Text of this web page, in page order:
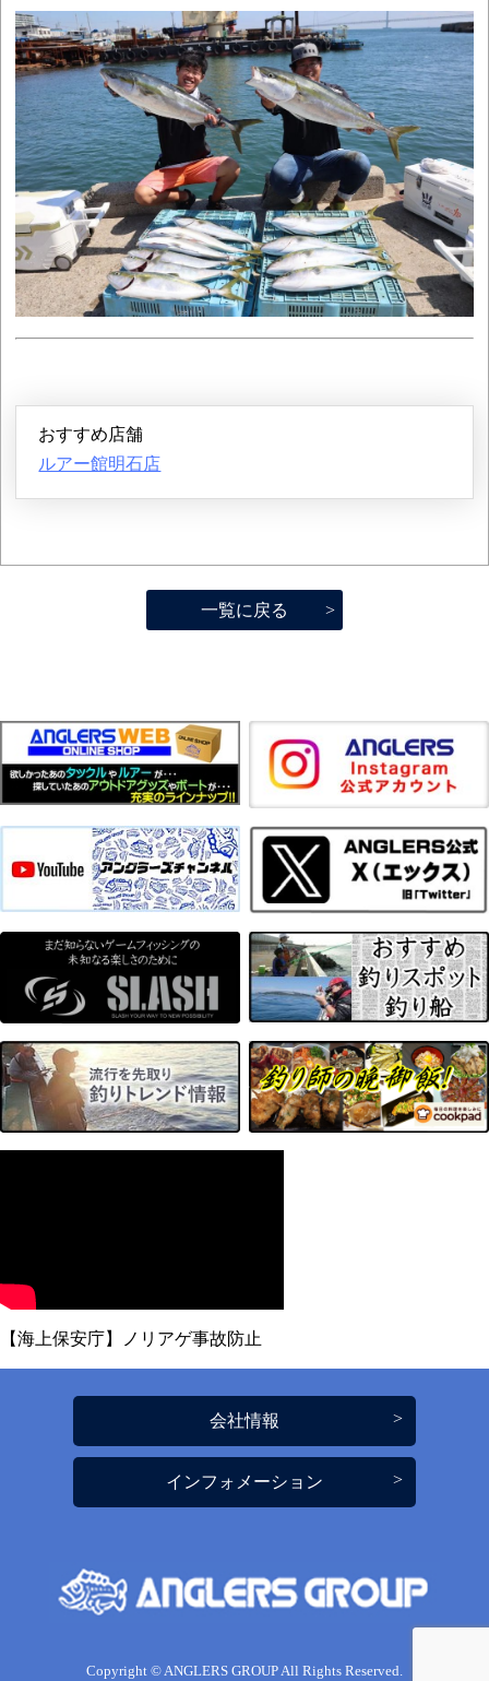
おすすめ店舗
ルアー館明石店
一覧に戻る
【海上保安庁】ノリアゲ事故防止
会社情報
インフォメーション
Copyright © ANGLERS GROUP All Rights Reserved.